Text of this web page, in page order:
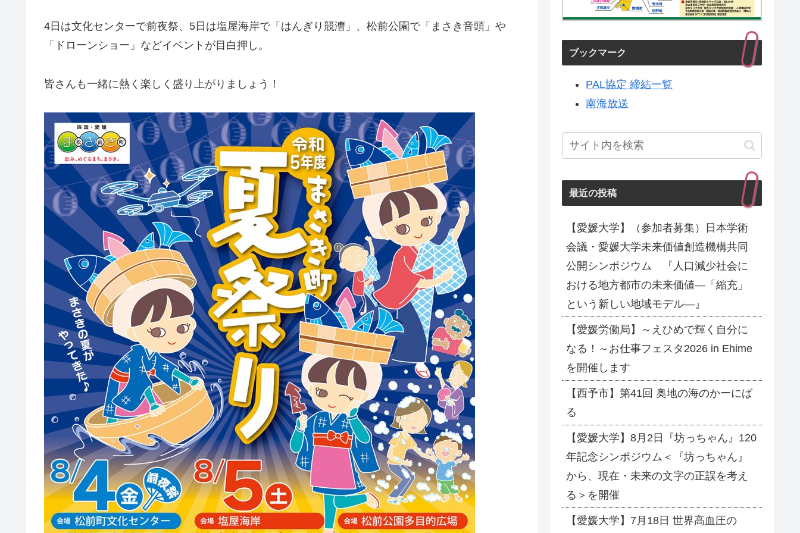
4日は文化センターで前夜祭、5日は塩屋海岸で「はんぎり競漕」、松前公園で「まさき音頭」や
「ドローンショー」などイベントが目白押し。
皆さんも一緒に熱く楽しく盛り上がりましょう！
ブックマーク
PAL協定 締結一覧
南海放送
最近の投稿
【愛媛大学】（参加者募集）日本学術
会議・愛媛大学未来価値創造機構共同
公開シンポジウム 『人口減少社会に
おける地方都市の未来価値―「縮充」
という新しい地域モデル―』
【愛媛労働局】～えひめで輝く自分に
なる！～お仕事フェスタ2026 in Ehime
を開催します
【西予市】第41回 奥地の海のかーにば
る
【愛媛大学】8月2日『坊っちゃん』120
年記念シンポジウム＜『坊っちゃん』
から、現在・未来の文字の正誤を考え
る＞を開催
【愛媛大学】7月18日 世界高血圧の